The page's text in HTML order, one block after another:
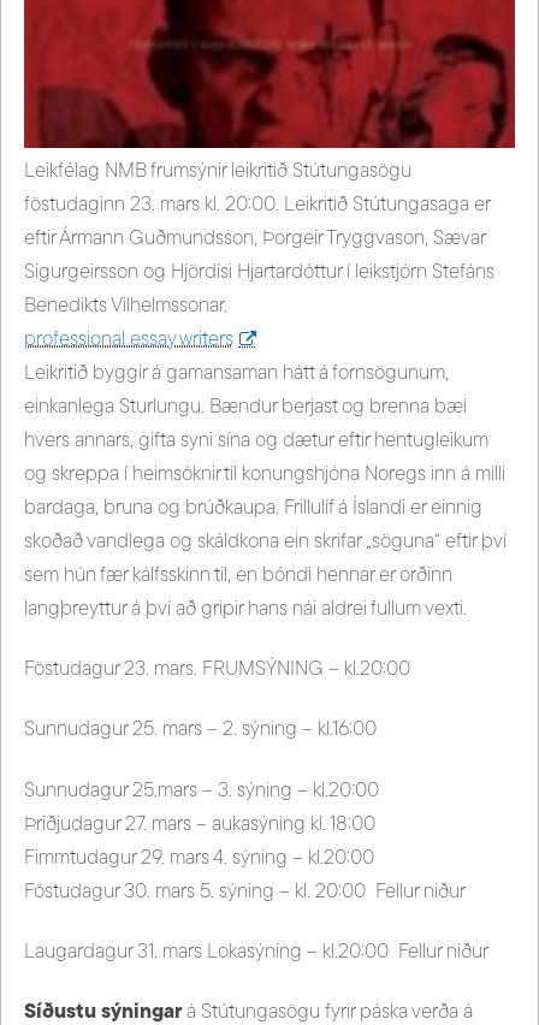
Leikfélag NMB frumsýnir leikritið Stútungasögu
föstudaginn 23. mars kl. 20:00. Leikritið Stútungasaga er
eftir Ármann Guðmundsson, Þorgeir Tryggvason, Sævar
Sigurgeirsson og Hjördísi Hjartardóttur í leikstjórn Stefáns
Benedikts Vilhelmssonar.
professional essay writers
Leikritið byggir á gamansaman hátt á fornsögunum,
einkanlega Sturlungu. Bændur berjast og brenna bæi
hvers annars, gifta syni sína og dætur eftir hentugleikum
og skreppa í heimsóknir til konungshjóna Noregs inn á milli
bardaga, bruna og brúðkaupa. Frillulíf á Íslandi er einnig
skoðað vandlega og skáldkona ein skrifar „söguna“ eftir því
sem hún fær kálfsskinn til, en bóndi hennar er orðinn
langþreyttur á því að gripir hans nái aldrei fullum vexti.
Föstudagur 23. mars. FRUMSÝNING – kl.20:00
Sunnudagur 25. mars – 2. sýning – kl.16:00
Sunnudagur 25.mars – 3. sýning – kl.20:00
Þriðjudagur 27. mars – aukasýning kl. 18:00
Fimmtudagur 29. mars 4. sýning – kl.20:00
Föstudagur 30. mars 5. sýning – kl. 20:00 Fellur niður
Laugardagur 31. mars Lokasýning – kl.20:00 Fellur niður
Síðustu sýningará Stútungasögu fyrir páska verða á